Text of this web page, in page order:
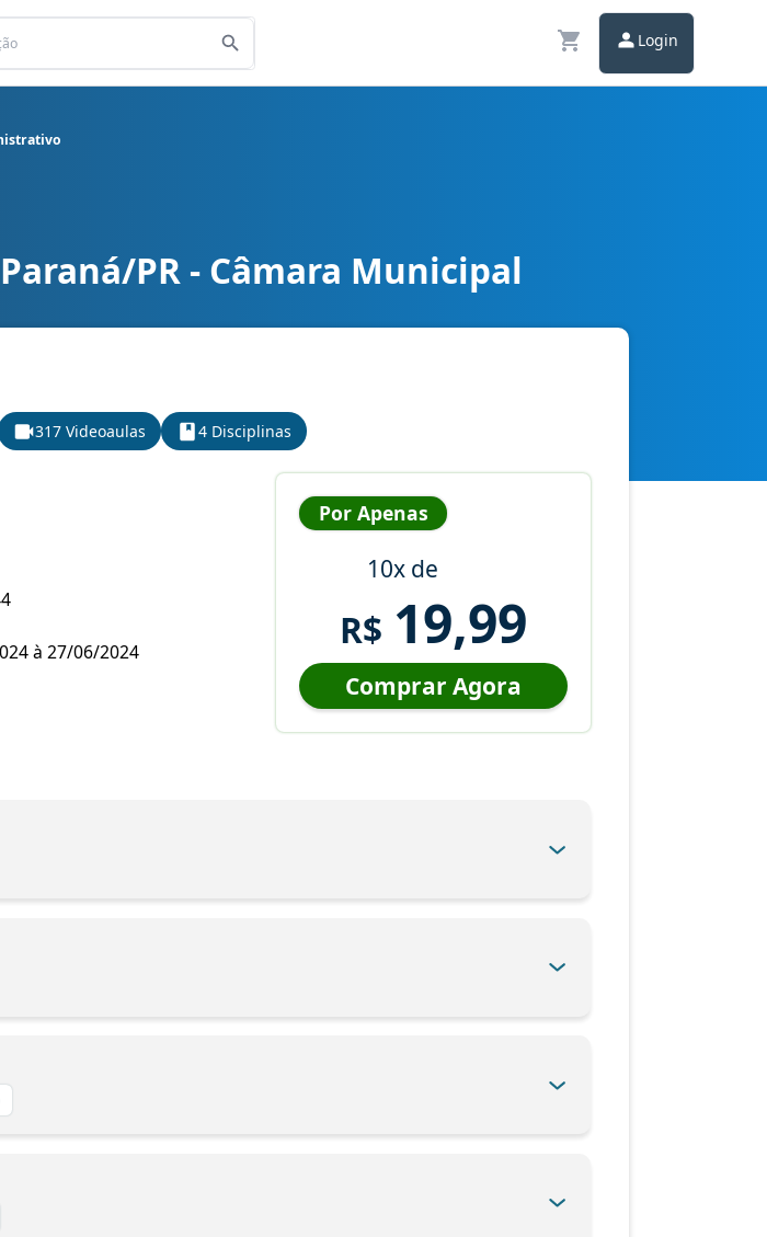
Login
Administrativo PR - Câmara Municipal
317 Videoaulas 4 Disciplinas
à 27/06/2024
Por Apenas
10x de
R$ 19,99
Comprar Agora